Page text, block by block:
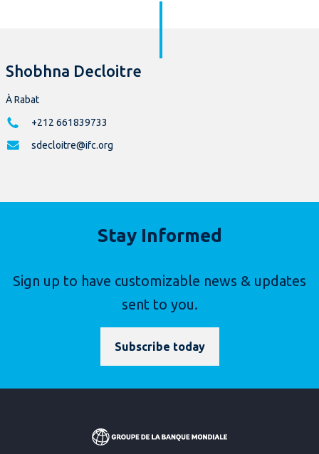
Shobhna Decloitre
À Rabat
+212 661839733
sdecloitre@ifc.org
Stay Informed
Sign up to have customizable news & updates
sent to you.
Subscribe today